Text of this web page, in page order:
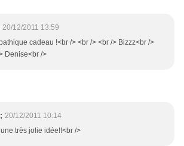
20/12/2011 13:59
cadeau !<br /> <br /> <br /> Bizzz<br />
Denise<br />
20/12/2011 10:14
très jolie idée!!<br />